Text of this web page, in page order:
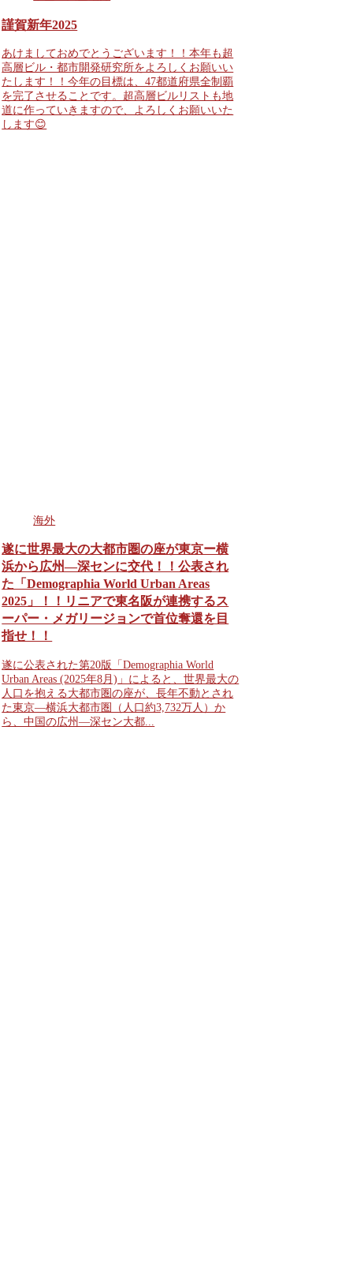
謹賀新年2025
あけましておめでとうございます！！本年も超
高層ビル・都市開発研究所をよろしくお願いい
たします！！今年の目標は、47都道府県全制覇
を完了させることです。超高層ビルリストも地
道に作っていきますので、よろしくお願いいた
します😊
海外
遂に世界最大の大都市圏の座が東京ー横
浜から広州―深センに交代！！公表され
た「Demographia World Urban Areas
2025」！！リニアで東名阪が連携するス
ーパー・メガリージョンで首位奪還を目
指せ！！
遂に公表された第20版「Demographia World
Urban Areas (2025年8月)」によると、世界最大の
人口を抱える大都市圏の座が、長年不動とされ
た東京―横浜大都市圏（人口約3,732万人）か
ら、中国の広州―深セン大都...